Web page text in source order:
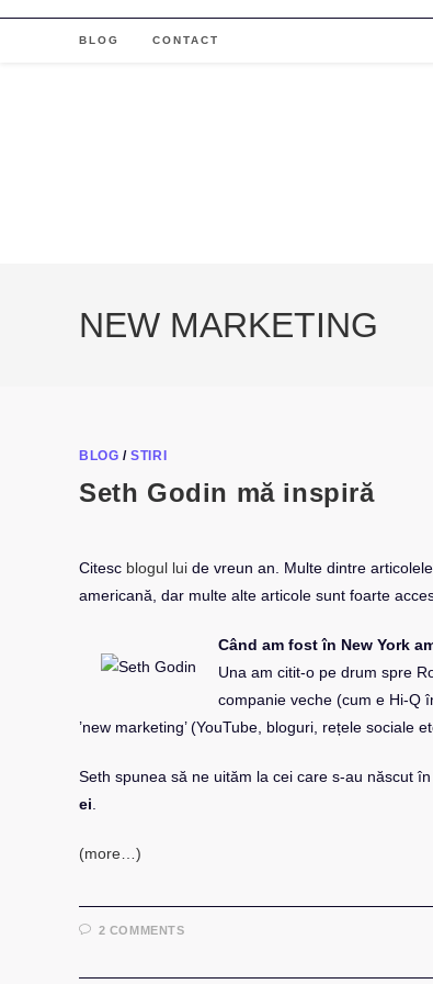
BLOG CONTACT
NEW MARKETING
BLOG /STIRI
Seth Godin mă inspiră
Citesc blogul lui de vreun an. Multe dintre
americană, dar multe alte articole sunt foarte
Când am fost în New York
Una am citit-o pe drum spre
companie veche (cum e Hi-Q
’new marketing’ (YouTube, bloguri, rețele sociale
Seth spunea să ne uităm la cei care s-au născut
ei
(more…)
2 COMMENTS